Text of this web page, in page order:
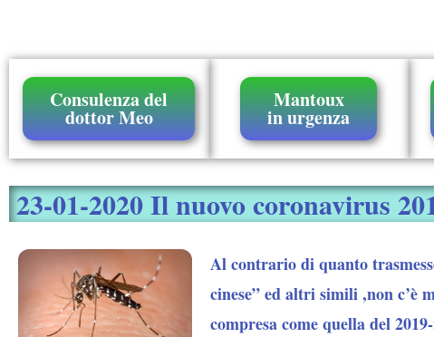
Consulenza del
dottor Meo
Mantoux
in urgenza
23-01-2020 Il nuovo coronavirus
Al contrario di quanto
cinese” ed altri simili ,non c’è
compresa come quella del